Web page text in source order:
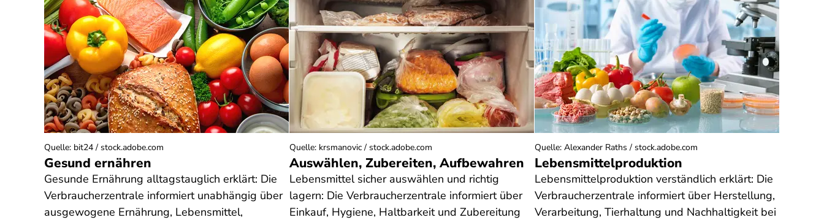
Gesund ernähren
Gesunde Ernährung alltagstauglich erklärt: Die
Verbraucherzentrale informiert unabhängig über
ausgewogene Ernährung, Lebensmittel,
Quelle: bit24 / stock.adobe.com
Auswählen, Zubereiten, Aufbewahren
Lebensmittel sicher auswählen und richtig
lagern: Die Verbraucherzentrale informiert über
Einkauf, Hygiene, Haltbarkeit und Zubereitung
Quelle: krsmanovic / stock.adobe.com
Lebensmittelproduktion
Lebensmittelproduktion verständlich erklärt: Die
Verbraucherzentrale informiert über Herstellung,
Verarbeitung, Tierhaltung und Nachhaltigkeit bei
Quelle: Alexander Raths / stock.adobe.com